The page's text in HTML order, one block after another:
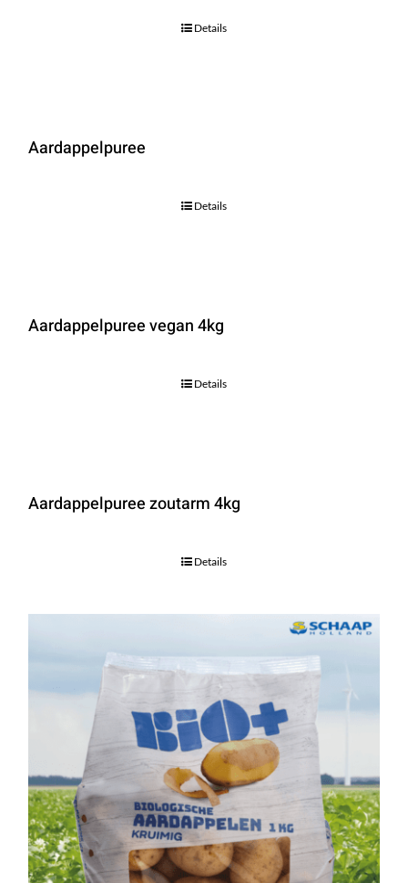
Details
Aardappelpuree
Details
Aardappelpuree vegan 4kg
Details
Aardappelpuree zoutarm 4kg
Details